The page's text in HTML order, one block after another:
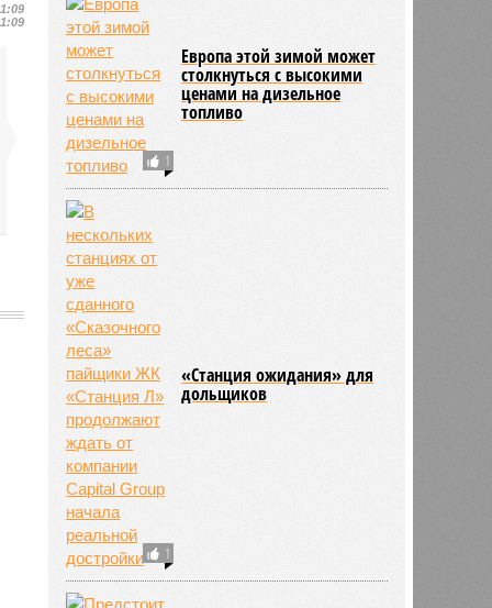
1
Европа этой зимой может
столкнуться с высокими
ценами на дизельное
топливо
1
«Станция ожидания» для
дольщиков